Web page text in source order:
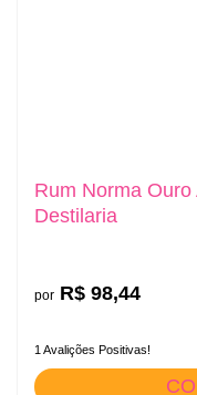
Rum Norma
Destilaria
por R$ 98,44
1 Avalições Positivas!